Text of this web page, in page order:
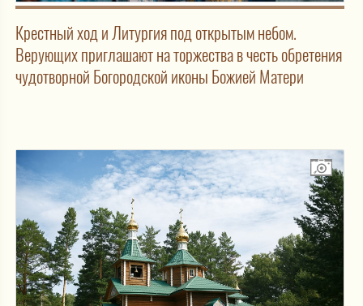
Крестный ход и Литургия под открытым небом.
Верующих приглашают на торжества в честь обретения
чудотворной Богородской иконы Божией Матери